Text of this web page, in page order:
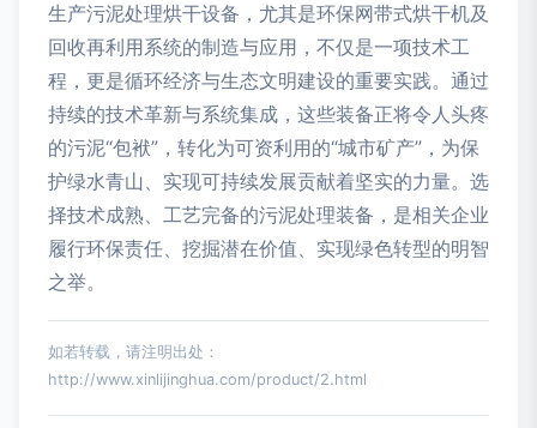
生产污泥处理烘干设备，尤其是环保网带式烘干机及
回收再利用系统的制造与应用，不仅是一项技术工
程，更是循环经济与生态文明建设的重要实践。通过
持续的技术革新与系统集成，这些装备正将令人头疼
的污泥“包袱”，转化为可资利用的“城市矿产”，为保
护绿水青山、实现可持续发展贡献着坚实的力量。选
择技术成熟、工艺完备的污泥处理装备，是相关企业
履行环保责任、挖掘潜在价值、实现绿色转型的明智
之举。
如若转载，请注明出处：
http://www.xinlijinghua.com/product/2.html